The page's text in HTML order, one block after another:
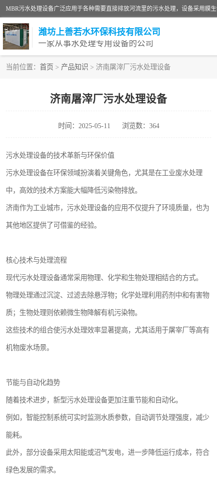
潍坊上善若水环保科技有限公司
一家从事水处理专用设备的公司
当前位置： 首页 > 产品知识 > 济南屠滓厂污水处理设备
济南屠滓厂污水处理设备
时间：2025-05-11 浏览数：364
污水处理设备的技术革新与环保价值
污水处理设备在环保领域扮演着关键角色，尤其是在工业废水处理
中，高效的技术方案能大幅降低污染物排放。
济南作为工业城市，污水处理设备的应用不仅提升了环境质量，也为
其他地区提供了可借鉴的经验。
核心技术与处理流程
现代污水处理设备通常采用物理、化学和生物处理相结合的方式。
物理处理通过沉淀、过滤去除悬浮物；化学处理利用药剂中和有害物
质；生物处理则依赖微生物降解有机污染物。
这些技术的组合使污水处理效率显著提高，尤其适用于屠宰厂等高有
机物废水场景。
节能与自动化趋势
随着技术进步，新型污水处理设备更加注重节能和自动化。
例如，智能控制系统可实时监测水质参数，自动调节处理强度，减少
能耗。
此外，部分设备采用太阳能或沼气发电，进一步降低运行成本，符合
绿色发展的需求。
洗涤污水处理设备
诊所门诊污水处理设备
养殖污水处理设备
一体化污水处理设备
医院辐射污水衰变池